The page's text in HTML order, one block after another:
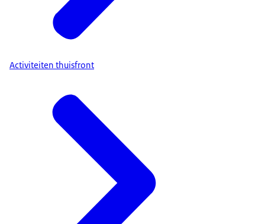
Activiteiten thuisfront